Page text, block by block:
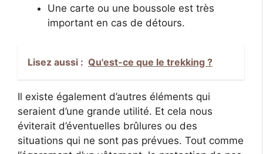
Une carte ou une boussole est très
important en cas de détours.
Lisez aussi : Qu'est-ce que le trekking ?
Il existe également d’autres éléments qui
seraient d’une grande utilité. Et cela nous
éviterait d’éventuelles brûlures ou des
situations qui ne sont pas prévues. Tout comme